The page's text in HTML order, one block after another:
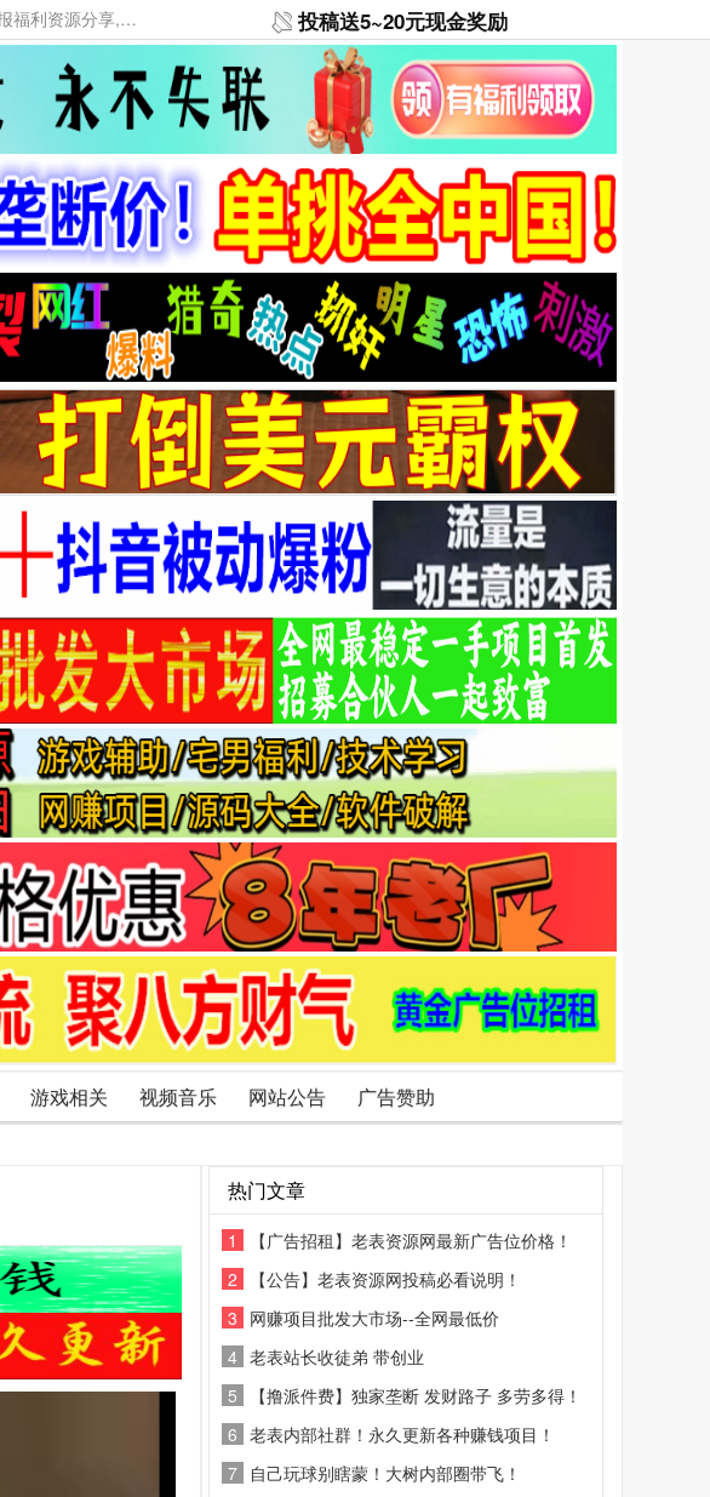
本网站提供资源工具下载，大老表资源工具，大表哥资源网软件工具，大老表资源下载，活动线报福利资源分享,活动线报，大型网游经典游戏，网络热门技术游戏辅助交流与分享。 投稿送5~20元现金奖励
游戏相关 视频音乐 网站公告 广告赞助
热门文章
1
【广告招租】老表资源网最新广告位价格！
2
【公告】老表资源网投稿必看说明！
3 网赚项目批发大市场--全网最低价
4 老表站长收徒弟 带创业
5
【撸派件费】独家垄断 发财路子 多劳多得！
6 老表内部社群！永久更新各种赚钱项目！
7 自己玩球别瞎蒙！大树内部圈带飞！